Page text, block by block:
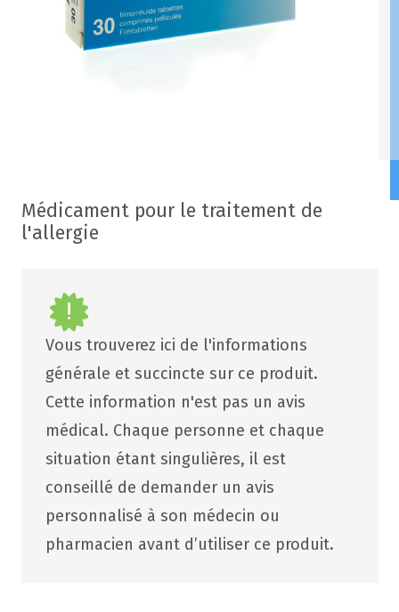
Médicament pour le traitement de
l'allergie
Vous trouverez ici de l'informations
générale et succincte sur ce produit.
Cette information n'est pas un avis
médical. Chaque personne et chaque
situation étant singulières, il est
conseillé de demander un avis
personnalisé à son médecin ou
pharmacien avant d’utiliser ce produit.